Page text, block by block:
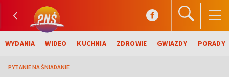
WYDANIA WIDEO KUCHNIA ZDROWIE GWIAZDY PORADY
PYTANIE NA ŚNIADANIE